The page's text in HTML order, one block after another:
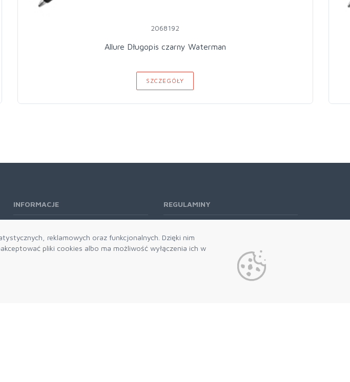
reklamowych oraz funkcjonalnych. Dzięki nim
pliki cookies albo ma możliwość wyłączenia ich w
2068192
Allure Długopis czarny Waterman
SZCZEGÓŁY
INFORMACJE
Kontakt
REGULAMINY